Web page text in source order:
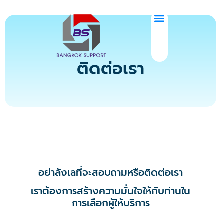
ติดต่อเรา
อย่าลังเลที่จะสอบถามหรือติดต่อเรา
เราต้องการสร้างความมั่นใจให้กับท่านใน
การเลือกผู้ให้บริการ